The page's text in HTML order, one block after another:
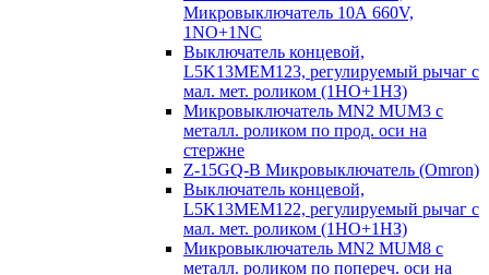
Микровыключатель 10А 660V,
1NO+1NC
Выключатель концевой,
L5K13MEM123, регулируемый рычаг с
мал. мет. роликом (1НО+1НЗ)
Микровыключатель MN2 MUM3 с
металл. роликом по прод. оси на
стержне
Z-15GQ-B Микровыключатель (Omron)
Выключатель концевой,
L5K13MEM122, регулируемый рычаг с
мал. мет. роликом (1НО+1НЗ)
Микровыключатель MN2 MUM8 с
металл. роликом по попереч. оси на